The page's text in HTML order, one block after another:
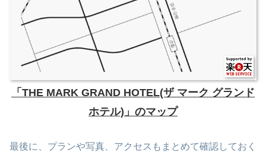
「THE MARK GRAND HOTEL(ザ マーク グランド
ホテル)」のマップ
最後に、プランや写真、アクセスもまとめて確認しておく